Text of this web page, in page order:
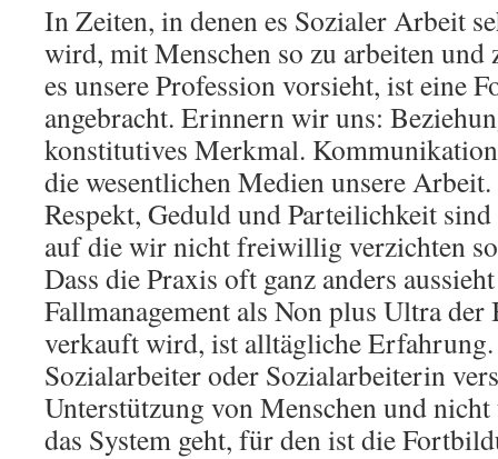
In Zeiten, in denen es Sozialer Arbeit
wird, mit Menschen so zu arbeiten
es unsere Profession vorsieht, ist eine
angebracht. Erinnern wir uns:
konstitutives Merkmal.
die wesentlichen Medien unsere
Respekt, Geduld und Parteilichkeit
auf die wir nicht freiwillig verzichten
Dass die Praxis oft ganz anders
Fallmanagement als Non plus Ultra
verkauft wird, ist alltägliche
Sozialarbeiter oder Sozialarbeiterin
Unterstützung von Menschen und
das System geht, für den ist die